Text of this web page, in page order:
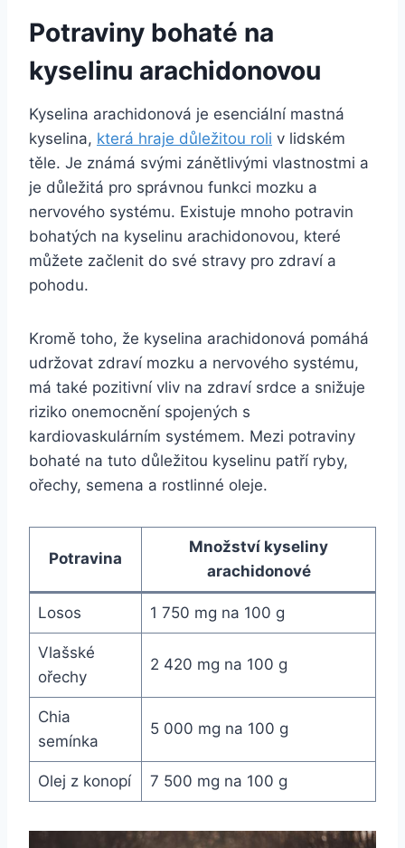
Potraviny bohaté na
kyselinu arachidonovou
Kyselina arachidonová je esenciální mastná
kyselina, která hraje důležitou roli v lidském
těle. Je známá svými zánětlivými vlastnostmi a
je důležitá pro správnou funkci mozku a
nervového systému. Existuje mnoho potravin
bohatých na kyselinu arachidonovou, které
můžete začlenit do své stravy pro zdraví a
pohodu.
Kromě toho, že kyselina arachidonová pomáhá
udržovat zdraví mozku a nervového systému,
má také pozitivní vliv na zdraví srdce a snižuje
riziko onemocnění spojených s
kardiovaskulárním systémem. Mezi potraviny
bohaté na tuto důležitou kyselinu patří ryby,
ořechy, semena a rostlinné oleje.
Potravina
Množství kyseliny
arachidonové
Losos 1 750 mg na 100 g
Vlašské
ořechy
2 420 mg na 100 g
Chia
semínka
5 000 mg na 100 g
Olej z konopí 7 500 mg na 100 g